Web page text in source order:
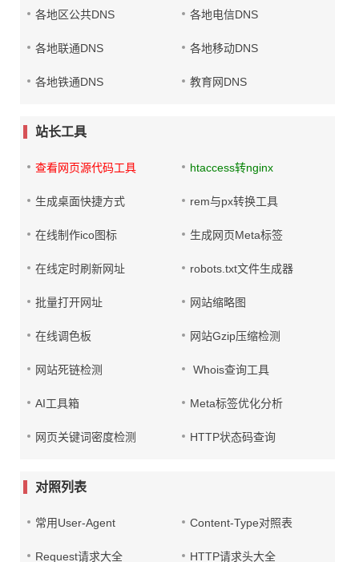
各地区公共DNS 各地电信DNS
各地联通DNS 各地移动DNS
各地铁通DNS 教育网DNS
站长工具
查看网页源代码工具 htaccess转nginx
生成桌面快捷方式 rem与px转换工具
在线制作ico图标 生成网页Meta标签
在线定时刷新网址 robots.txt文件生成器
批量打开网址 网站缩略图
在线调色板 网站Gzip压缩检测
网站死链检测 Whois查询工具
AI工具箱 Meta标签优化分析
网页关键词密度检测 HTTP状态码查询
对照列表
常用User-Agent Content-Type对照表
Request请求大全 HTTP请求头大全